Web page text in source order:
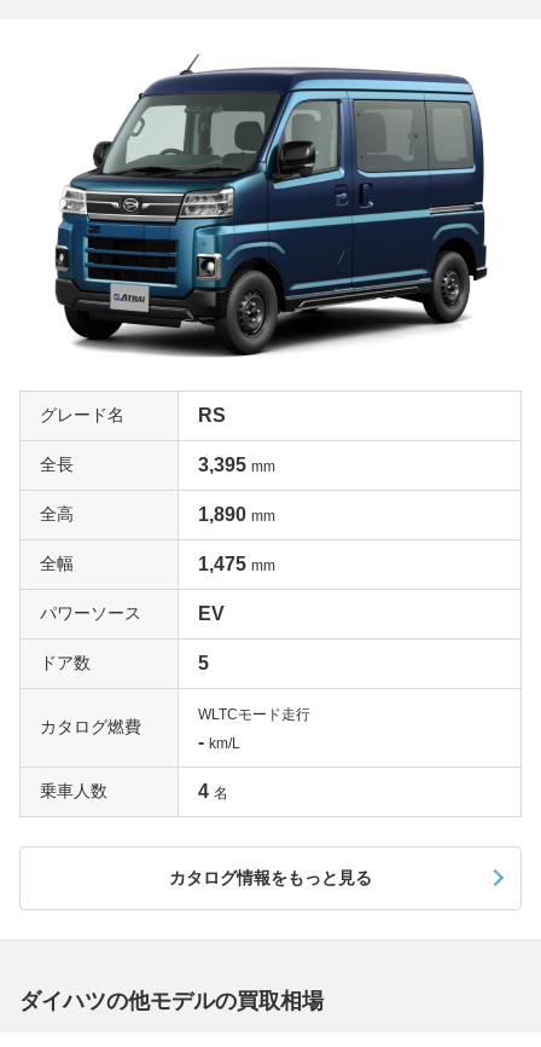
グレード名 RS
全長 3,395 mm
全高 1,890 mm
全幅 1,475 mm
パワーソース EV
ドア数 5
カタログ燃費
WLTCモード走行
- km/L
乗車人数 4 名
カタログ情報をもっと見る
ダイハツの他モデルの買取相場